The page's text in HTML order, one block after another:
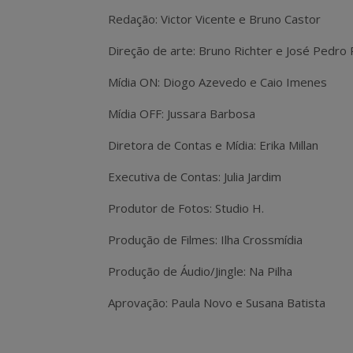
Redação: Victor Vicente e Bruno Castor
Direção de arte: Bruno Richter e José Pedro
Mídia ON: Diogo Azevedo e Caio Imenes
Mídia OFF: Jussara Barbosa
Diretora de Contas e Mídia: Erika Millan
Executiva de Contas: Julia Jardim
Produtor de Fotos: Studio H.
Produção de Filmes: Ilha Crossmídia
Produção de Áudio/Jingle: Na Pilha
Aprovação: Paula Novo e Susana Batista